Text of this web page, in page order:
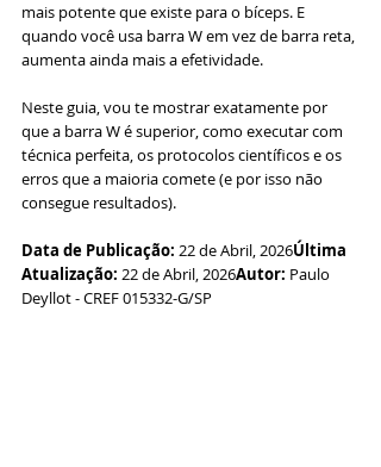
mais potente que existe para o bíceps. E
quando você usa barra W em vez de barra reta,
aumenta ainda mais a efetividade.
Neste guia, vou te mostrar exatamente por
que a barra W é superior, como executar com
técnica perfeita, os protocolos científicos e os
erros que a maioria comete (e por isso não
consegue resultados).
Data de Publicação: 22 de Abril, 2026Última
Atualização: 22 de Abril, 2026Autor: Paulo
Deyllot - CREF 015332-G/SP